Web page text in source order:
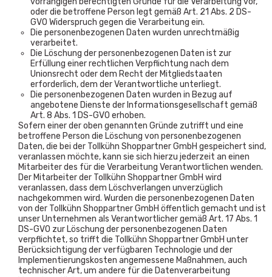
oder die betroffene Person legt gemäß Art. 21 Abs. 2 DS-
GVO Widerspruch gegen die Verarbeitung ein.
Die personenbezogenen Daten wurden unrechtmäßig
verarbeitet.
Die Löschung der personenbezogenen Daten ist zur
Erfüllung einer rechtlichen Verpflichtung nach dem
Unionsrecht oder dem Recht der Mitgliedstaaten
erforderlich, dem der Verantwortliche unterliegt.
Die personenbezogenen Daten wurden in Bezug auf
angebotene Dienste der Informationsgesellschaft gemäß
Art. 8 Abs. 1 DS-GVO erhoben.
Sofern einer der oben genannten Gründe zutrifft und eine
betroffene Person die Löschung von personenbezogenen
Daten, die bei der Tollkühn Shoppartner GmbH gespeichert sind,
veranlassen möchte, kann sie sich hierzu jederzeit an einen
Mitarbeiter des für die Verarbeitung Verantwortlichen wenden.
Der Mitarbeiter der Tollkühn Shoppartner GmbH wird
veranlassen, dass dem Löschverlangen unverzüglich
nachgekommen wird. Wurden die personenbezogenen Daten
von der Tollkühn Shoppartner GmbH öffentlich gemacht und ist
unser Unternehmen als Verantwortlicher gemäß Art. 17 Abs. 1
DS-GVO zur Löschung der personenbezogenen Daten
verpflichtet, so trifft die Tollkühn Shoppartner GmbH unter
Berücksichtigung der verfügbaren Technologie und der
Implementierungskosten angemessene Maßnahmen, auch
technischer Art, um andere für die Datenverarbeitung